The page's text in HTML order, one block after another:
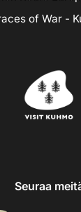
of War -
Seuraa